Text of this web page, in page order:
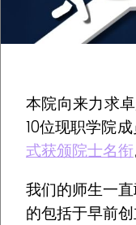
本院向来力求
10位现职学院
式获颁院士名衔
我们的师生一
的包括于早前